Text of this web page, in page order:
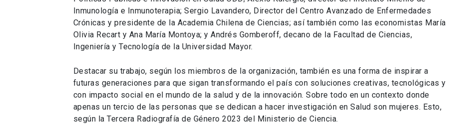
Inmunología e Inmunoterapia; Sergio Lavandero, Director del Centro Avanzado de Enfermedades
Crónicas y presidente de la Academia Chilena de Ciencias; así también como las economistas María
Olivia Recart y Ana María Montoya; y Andrés Gomberoff, decano de la Facultad de Ciencias,
Ingeniería y Tecnología de la Universidad Mayor.
Destacar su trabajo, según los miembros de la organización, también es una forma de inspirar a
futuras generaciones para que sigan transformando el país con soluciones creativas, tecnológicas y
con impacto social en el mundo de la salud y de la innovación. Sobre todo en un contexto donde
apenas un tercio de las personas que se dedican a hacer investigación en Salud son mujeres. Esto,
según la Tercera Radiografía de Género 2023 del Ministerio de Ciencia.